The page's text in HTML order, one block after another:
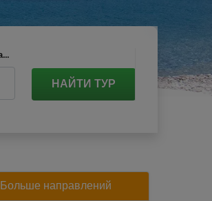
Размещение & питание
НАЙТИ ТУР
Больше направлений